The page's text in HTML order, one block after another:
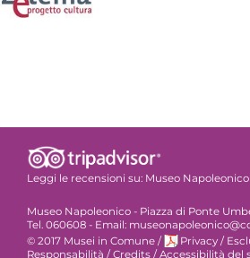
Leggi le recensioni su: Museo Napoleonico
Museo Napoleonico - Piazza di Ponte
Tel. 060608 - Email:
© 2017 Musei in Comune / Privacy /
Responsabilità /Credits /Accessibilità del